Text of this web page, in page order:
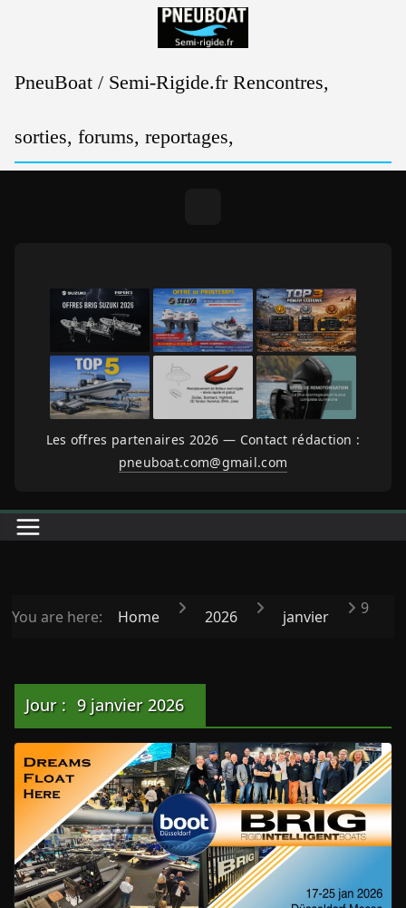
PneuBoat / Semi-Rigide.fr Rencontres,
sorties, forums, reportages,
Les offres partenaires 2026 — Contact rédaction :
pneuboat.com@gmail.com
You are here: Home 2026 janvier 9
Jour : 9 janvier 2026